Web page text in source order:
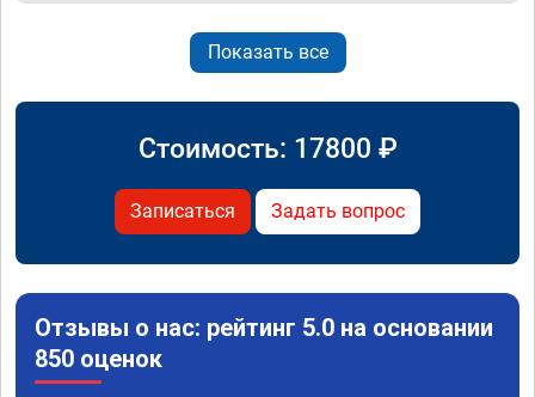
Показать все
Стоимость: 17800 ₽
Записаться Задать вопрос
Отзывы о нас: рейтинг 5.0 на основании
850 оценок